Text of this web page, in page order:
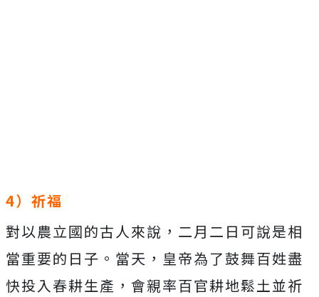
4）祈福
對以農立國的古人來說，二月二日可說是相
當重要的日子。當天，皇帝為了鼓舞百姓盡
快投入春耕生產，會親率百官耕地鬆土並祈